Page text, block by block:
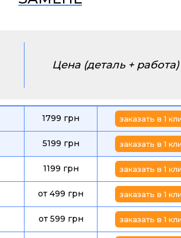
Цена (деталь + работа)
1799 грн заказать в 1
5199 грн заказать в 1
1199 грн заказать в 1
от 499 грн заказать в 1
от 599 грн заказать в 1